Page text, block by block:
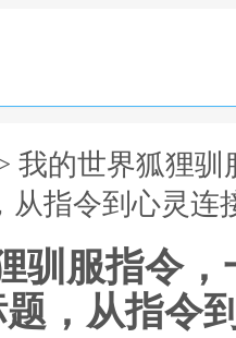
我的世界狐狸
从指令到心灵连
驯服指令
，从指令